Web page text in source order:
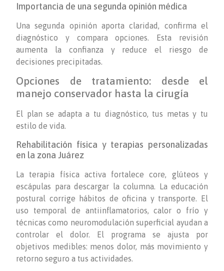
Importancia de una segunda opinión médica
Una segunda opinión aporta claridad, confirma el
diagnóstico y compara opciones. Esta revisión
aumenta la confianza y reduce el riesgo de
decisiones precipitadas.
Opciones de tratamiento: desde el
manejo conservador hasta la cirugía
El plan se adapta a tu diagnóstico, tus metas y tu
estilo de vida.
Rehabilitación física y terapias personalizadas
en la zona Juárez
La terapia física activa fortalece core, glúteos y
escápulas para descargar la columna. La educación
postural corrige hábitos de oficina y transporte. El
uso temporal de antiinflamatorios, calor o frío y
técnicas como neuromodulación superficial ayudan a
controlar el dolor. El programa se ajusta por
objetivos medibles: menos dolor, más movimiento y
retorno seguro a tus actividades.